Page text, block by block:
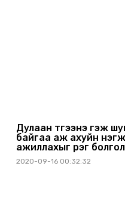
Дулаан түгээнэ гэж
байгаа аж ахуйн
ажиллахыг үүрэг
2020-09-16 00:32:32